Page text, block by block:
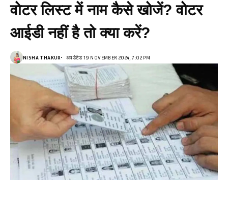
वोटर लिस्ट में नाम कैसे खोजें? वोटर
आईडी नहीं है तो क्या करें?
NISHA THAKUR अपडेटेड 19 NOVEMBER 2024, 7:02 PM